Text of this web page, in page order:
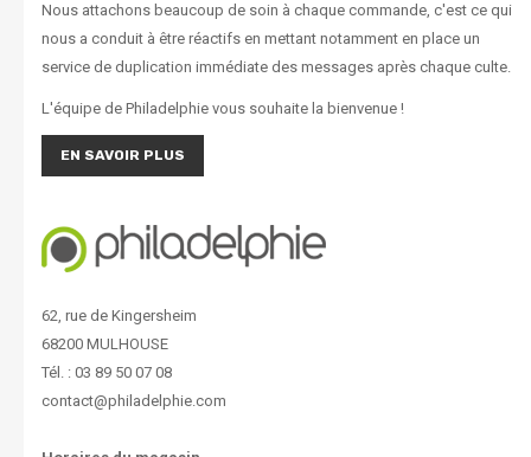
Nous attachons beaucoup de soin à chaque commande, c'est ce qui
nous a conduit à être réactifs en mettant notamment en place un
service de duplication immédiate des messages après chaque culte.
L'équipe de Philadelphie vous souhaite la bienvenue !
EN SAVOIR PLUS
62, rue de Kingersheim
68200 MULHOUSE
Tél. : 03 89 50 07 08
contact@philadelphie.com